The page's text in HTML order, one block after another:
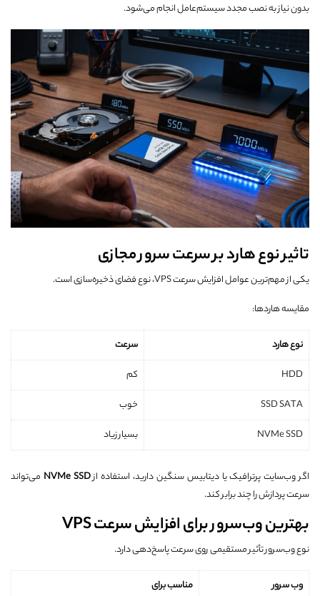
بدون نیاز به نصب مجدد سیستم‌عامل انجام می‌شود.
تاثیر نوع هارد بر سرعت سرور مجازی
یکی از مهم‌ترین عوامل افزایش سرعت VPS، نوع فضای ذخیره‌سازی است.
مقایسه هاردها:
نوع هارد
سرعت
HDD
کم
SSD SATA
خوب
NVMe SSD
بسیار زیاد
اگر وب‌سایت پرترافیک یا دیتابیس سنگین دارید، استفاده ازNVMe SSD می‌تواند
سرعت پردازش را چند برابر کند.
بهترین وب‌سرور برای افزایش سرعت VPS
نوع وب‌سرور تأثیر مستقیمی روی سرعت پاسخ‌دهی دارد.
وب سرور
مناسب برای